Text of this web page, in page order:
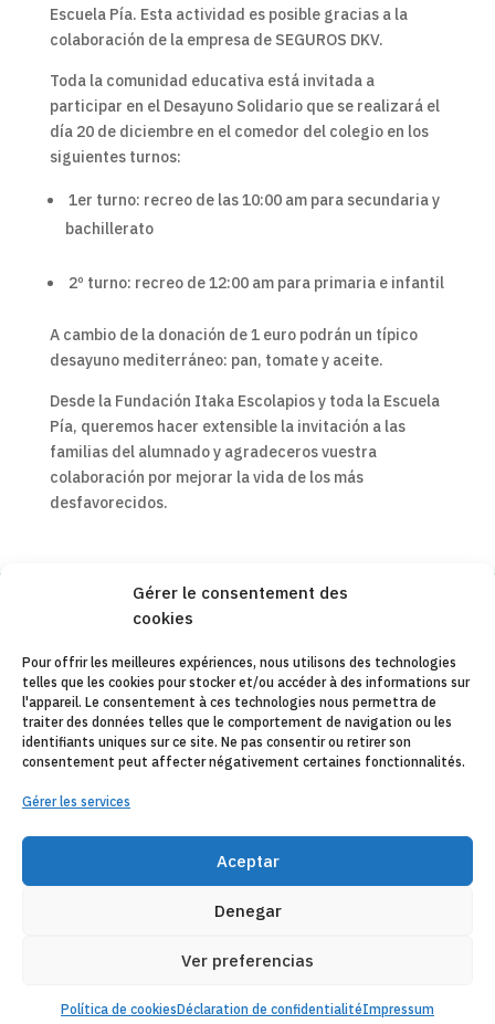
Gérer le consentement des
cookies
Pour offrir les meilleures expériences, nous utilisons des technologies
telles que les cookies pour stocker et/ou accéder à des informations sur
l'appareil. Le consentement à ces technologies nous permettra de
traiter des données telles que le comportement de navigation ou les
identifiants uniques sur ce site. Ne pas consentir ou retirer son
consentement peut affecter négativement certaines fonctionnalités.
Gérer les services
Aceptar
Denegar
Ver preferencias
Política de cookiesDéclaration de confidentialitéImpressum
Escuela Pía. Esta actividad es posible gracias a la
colaboración de la empresa de SEGUROS DKV.
Toda la comunidad educativa está invitada a
participar en el Desayuno Solidario que se realizará el
día 20 de diciembre en el comedor del colegio en los
siguientes turnos:
1er turno: recreo de las 10:00 am para secundaria y
bachillerato
2º turno: recreo de 12:00 am para primaria e infantil
A cambio de la donación de 1 euro podrán un típico
desayuno mediterráneo: pan, tomate y aceite.
Desde la Fundación Itaka Escolapios y toda la Escuela
Pía, queremos hacer extensible la invitación a las
familias del alumnado y agradeceros vuestra
colaboración por mejorar la vida de los más
desfavorecidos.
Copyleft 2025
AVIS JURIDIQUE
POLÍTIQUE DE CONFIDENTIALITÉ
ENTITÉS COLLABORATRICES